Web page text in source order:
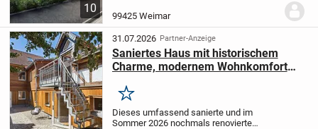
10
ihr sie nicht selbst nutzen möchtet. So
99425 Weimar
31.07.2026 Partner-Anzeige
Saniertes Haus mit historischem
Charme, modernem Wohnkomfort
Merken
Dieses umfassend sanierte und im
Sommer 2026 nochmals renovierte